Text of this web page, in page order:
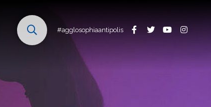
#agglosophiaantipolis